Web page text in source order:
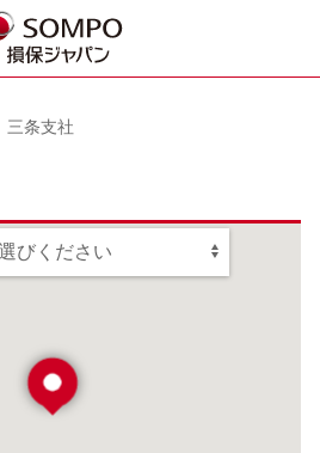
三条支社
びください